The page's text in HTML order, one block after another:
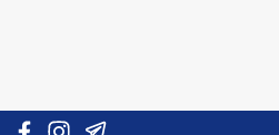
Vai al contenuto